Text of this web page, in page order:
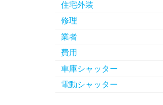
住宅外装
修理
業者
費用
車庫シャッター
電動シャッター